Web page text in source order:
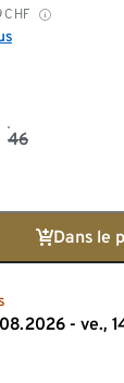
CHF
46
Dans le
- ve.,